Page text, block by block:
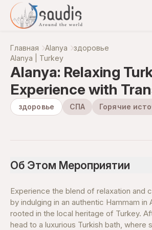
Главная Alanya здоровье
Alanya | Turkey
Alanya: Relaxing
Experience with
здоровье СПА Горячие
Об Этом Мероприятии
Experience the blend of relaxation and
by indulging in an authentic Hammam in
rooted in the local heritage of Turkey.
head to a luxurious Turkish bath, where